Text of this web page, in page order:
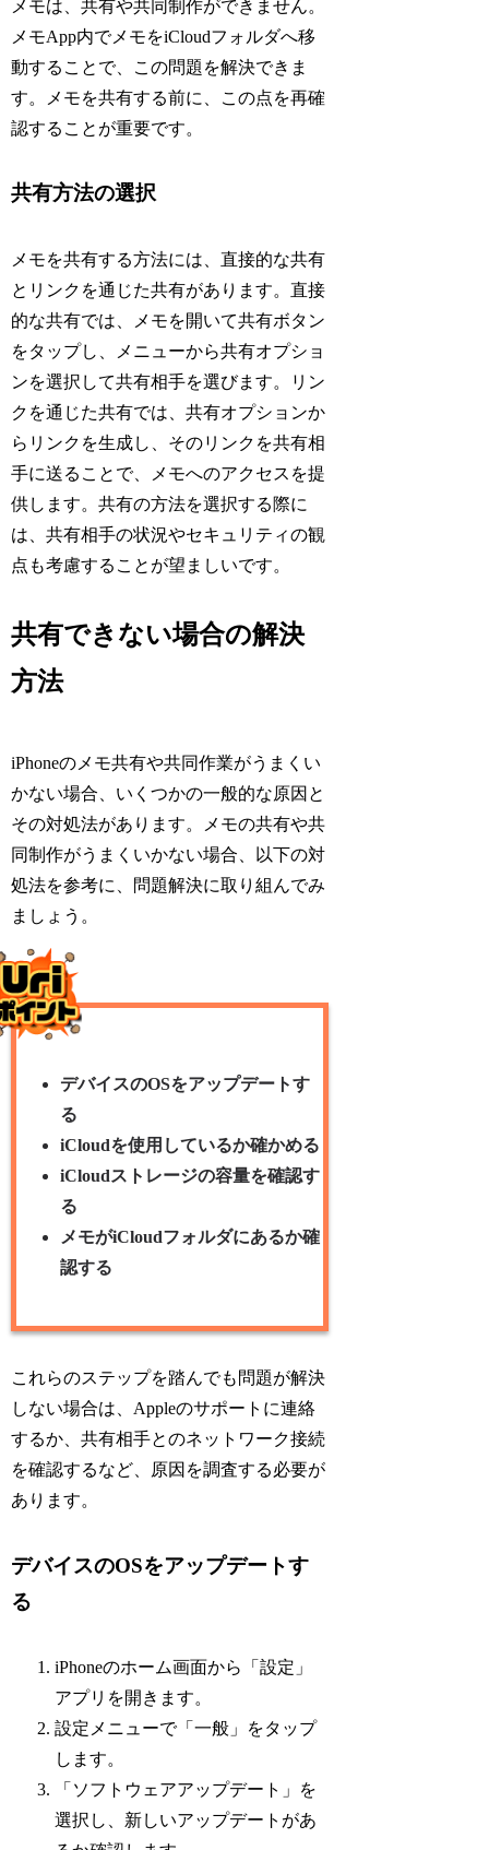
メモは、共有や共同制作ができません。
メモApp内でメモをiCloudフォルダへ移
動することで、この問題を解決できま
す。メモを共有する前に、この点を再確
認することが重要です。
共有方法の選択
メモを共有する方法には、直接的な共有
とリンクを通じた共有があります。直接
的な共有では、メモを開いて共有ボタン
をタップし、メニューから共有オプショ
ンを選択して共有相手を選びます。リン
クを通じた共有では、共有オプションか
らリンクを生成し、そのリンクを共有相
手に送ることで、メモへのアクセスを提
供します。共有の方法を選択する際に
は、共有相手の状況やセキュリティの観
点も考慮することが望ましいです。
共有できない場合の解決
方法
iPhoneのメモ共有や共同作業がうまくい
かない場合、いくつかの一般的な原因と
その対処法があります。メモの共有や共
同制作がうまくいかない場合、以下の対
処法を参考に、問題解決に取り組んでみ
ましょう。
デバイスのOSをアップデートす
る
iCloudを使用しているか確かめる
iCloudストレージの容量を確認す
る
メモがiCloudフォルダにあるか確
認する
これらのステップを踏んでも問題が解決
しない場合は、Appleのサポートに連絡
するか、共有相手とのネットワーク接続
を確認するなど、原因を調査する必要が
あります。
デバイスのOSをアップデートす
る
iPhoneのホーム画面から「設定」
アプリを開きます。
設定メニューで「一般」をタップ
します。
「ソフトウェアアップデート」を
選択し、新しいアップデートがあ